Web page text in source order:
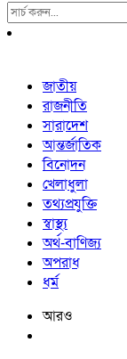
Search
For:
জাতীয়
রাজনীতি
সারাদেশ
আন্তর্জাতিক
বিনোদন
খেলাধুলা
তথ্যপ্রযুক্তি
স্বাস্থ্য
অর্থ-বাণিজ্য
অপরাধ
ধর্ম
আরও